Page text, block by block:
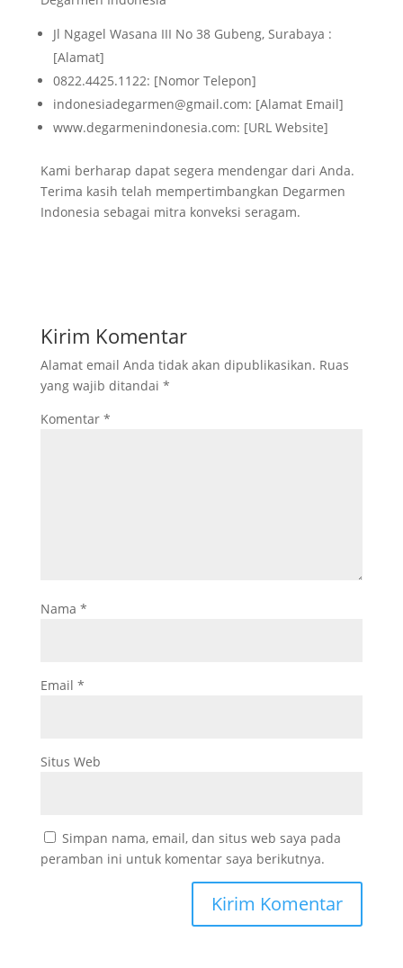
Jl Ngagel Wasana III No 38 Gubeng, Surabaya :
[Alamat]
0822.4425.1122: [Nomor Telepon]
indonesiadegarmen@gmail.com: [Alamat Email]
www.degarmenindonesia.com: [URL Website]
Kami berharap dapat segera mendengar dari Anda.
Terima kasih telah mempertimbangkan Degarmen
Indonesia sebagai mitra konveksi seragam.
Kirim Komentar
Alamat email Anda tidak akan dipublikasikan. Ruas
yang wajib ditandai *
Komentar *
Nama *
Email *
Situs Web
Simpan nama, email, dan situs web saya pada
peramban ini untuk komentar saya berikutnya.